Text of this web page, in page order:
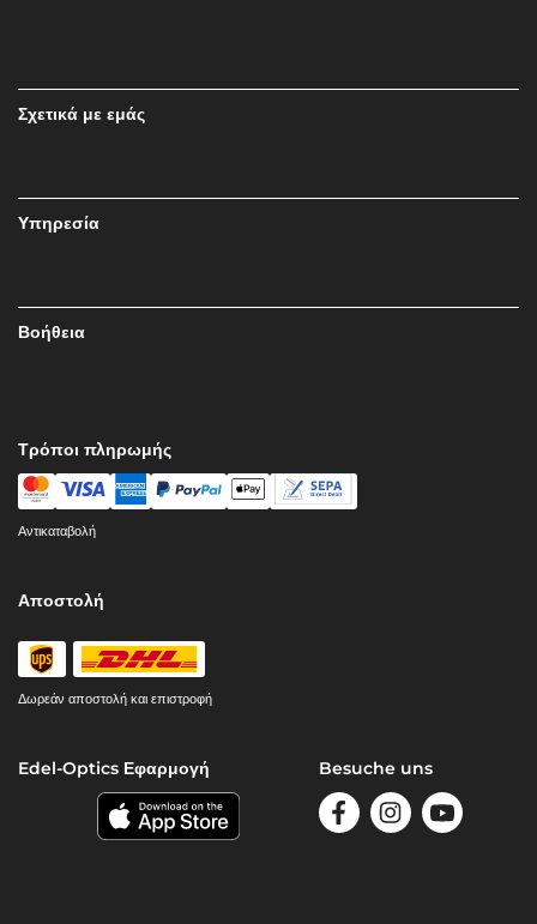
Σχετικά με εμάς
Υπηρεσία
Βοήθεια
Τρόποι πληρωμής
Αντικαταβολή
Αποστολή
Δωρεάν αποστολή και επιστροφή
Edel-Optics Εφαρμογή Besuche uns